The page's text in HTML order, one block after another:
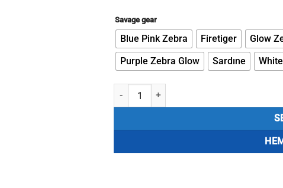
₺300,87.
Savage gear
Blue Pink Zebra Firetiger Glow
Purple Zebra Glow
Sardıne
Savage gear 3D VIB Blade 4,5 cm 8,5gr Sahte